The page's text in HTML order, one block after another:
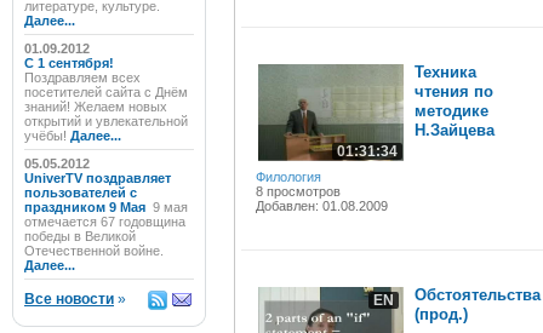
литературе, культуре.
Далее...
01.09.2012
C 1 сентября!
Поздравляем всех
посетителей сайта с Днём
знаний! Желаем новых
открытий и увлекательной
учёбы! Далее...
05.05.2012
UniverTV поздравляет
пользователей с
праздником 9 Мая 9 мая
отмечается 67 годовщина
победы в Великой
Отечественной войне.
Далее...
Все новости »
01:31:34
Филология
8 просмотров
Добавлен: 01.08.2009
Техника
чтения по
методике
Н.Зайцева
EN
Обстоятельства
(прод.)